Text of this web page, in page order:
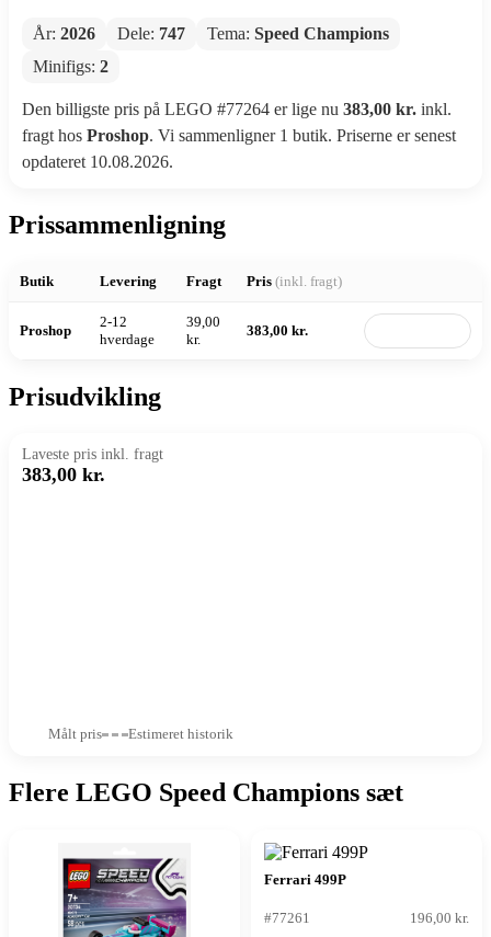
År: 2026 Dele: 747 Tema: Speed Champions
Minifigs: 2
Den billigste pris på LEGO #77264 er lige nu 383,00 kr. inkl.
fragt hos Proshop. Vi sammenligner 1 butik. Priserne er senest
opdateret 10.08.2026.
Prissammenligning
Butik Levering Fragt Pris (inkl. fragt)
Proshop
2-12
hverdage
39,00
kr.
383,00 kr.
Prisudvikling
Laveste pris inkl. fragt
383,00 kr.
Målt pris Estimeret historik
Flere LEGO Speed Champions sæt
Ferrari 499P
#77261 196,00 kr.